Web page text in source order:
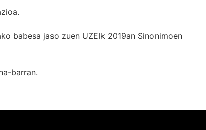
babesa jaso zuen UZEIk 2019an Sinonimoen
barran.